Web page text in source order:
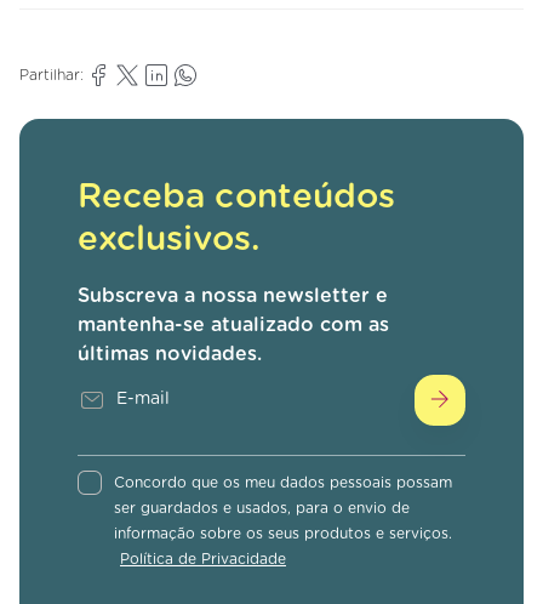
Partilhar:
Receba conteúdos
exclusivos.
Subscreva a nossa newsletter e
mantenha-se atualizado com as
últimas novidades.
Concordo que os meu dados pessoais possam
ser guardados e usados, para o envio de
informação sobre os seus produtos e serviços.
Política de Privacidade